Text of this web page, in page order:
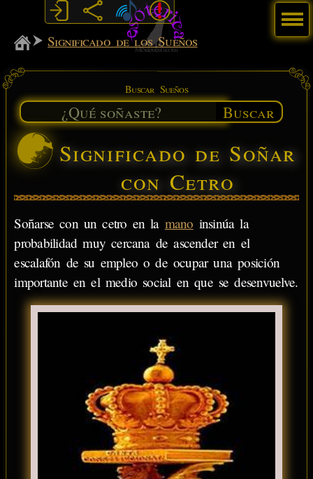
MiSabueso
Significado de los Sueños
Buscar Sueños
Buscar
Significado de Soñar
con Cetro
Soñarse con un cetro en la mano insinúa la
probabilidad muy cercana de ascender en el
escalafón de su empleo o de ocupar una posición
importante en el medio social en que se desenvuelve.
Menú